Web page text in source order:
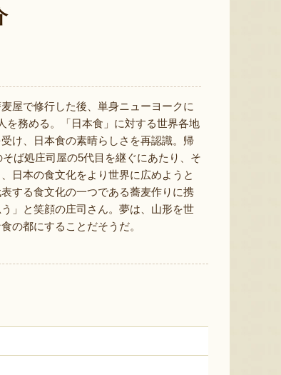
屋で修行した後、単身ニューヨークに
を務める。「日本食」に対する世界各地
け、日本食の素晴らしさを再認識。帰
ば処庄司屋の5代目を継ぐにあたり、そ
日本の食文化をより世界に広めようと
する食文化の一つである蕎麦作りに携
」と笑顔の庄司さん。夢は、山形を世
の都にすることだそうだ。
10:12 [東京都] 8月8日 10:11 [福島県]
ール」